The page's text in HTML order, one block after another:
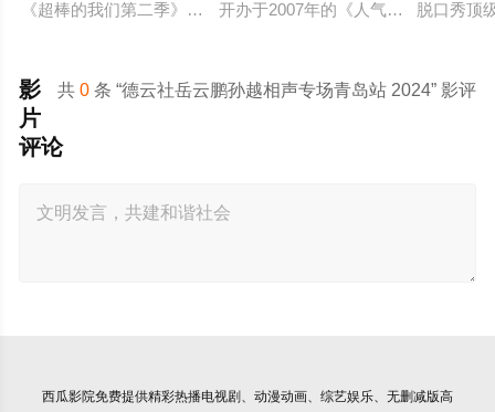
《超棒的我们第二季》是一档运动竞技成长类真人秀，集结多
开办于2007年的《人气美食》为美
脱口秀顶
共0 条 “德云社岳云鹏孙越相声专场青岛站 2024” 影评
影
片
评论
西瓜影院免费提供精彩热播电视剧、动漫动画、综艺娱乐、无删减版高